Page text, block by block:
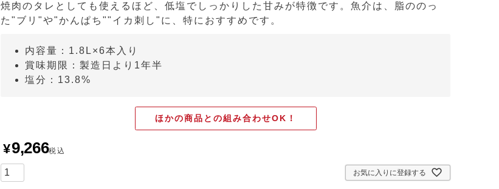
焼肉のタレとしても使えるほど、低塩でしっかりした甘みが特徴です。魚介は、脂ののっ
た"ブリ"や"かんぱち""イカ刺し"に、特におすすめです。
内容量：1.8L×6本入り
賞味期限：製造日より1年半
塩分：13.8%
ほかの商品との組み合わせOK！
¥9,266税込
お気に入りに登録する